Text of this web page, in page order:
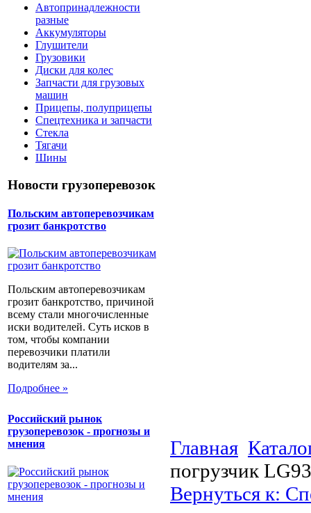
Автопринадлежности
разные
Аккумуляторы
Глушители
Грузовики
Диски для колес
Запчасти для грузовых
машин
Прицепы, полуприцепы
Спецтехника и запчасти
Стекла
Тягачи
Шины
Новости грузоперевозок
Польским автоперевозчикам
грозит банкротство
Польским автоперевозчикам
грозит банкротство, причиной
всему стали многочисленные
иски водителей. Суть исков в
том, чтобы компании
перевозчики платили
водителям за...
Подробнее »
Российский рынок
грузоперевозок - прогнозы и
мнения
Главная
погрузчик
Вернуться к: